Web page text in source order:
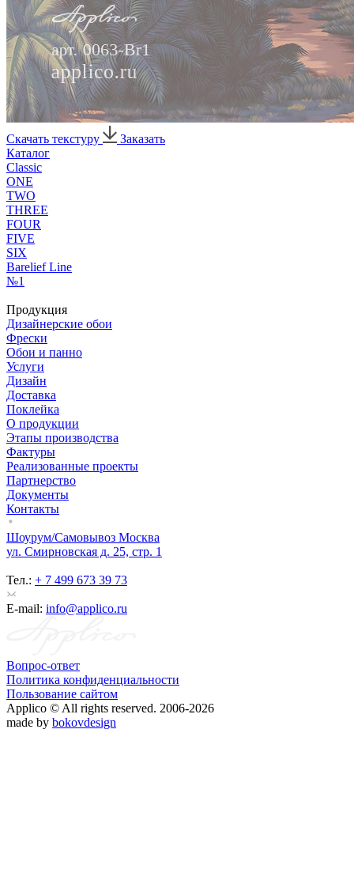
Скачать текстуру
Заказать
Каталог
Classic
ONE
TWO
THREE
FOUR
FIVE
SIX
Barelief Line
№1
Продукция
Дизайнерские обои
Фрески
Обои и панно
Услуги
Дизайн
Доставка
Поклейка
О продукции
Этапы производства
Фактуры
Реализованные проекты
Партнерство
Документы
Контакты
Шоурум/Самовывоз Москва
ул. Смирновская д. 25, стр. 1
Тел.: + 7 499 673 39 73
E-mail: info@applico.ru
Вопрос-ответ
Политика конфиденциальности
Пользование сайтом
Applico © All rights reserved. 2006-2026
made by bokovdesign